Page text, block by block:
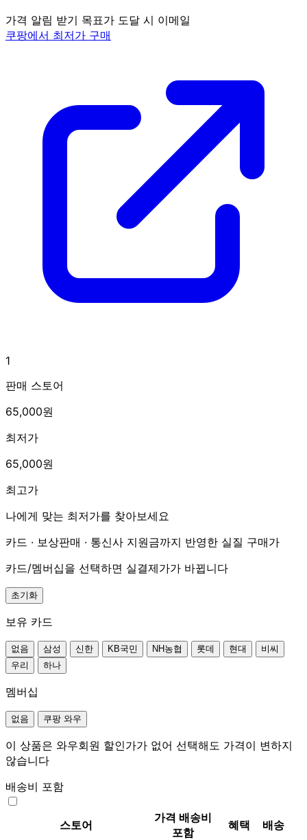
가격 알림 받기 목표가 도달 시 이메일
쿠팡에서 최저가 구매
1
판매 스토어
65,000원
최저가
65,000원
최고가
나에게 맞는 최저가를 찾아보세요
카드 · 보상판매 · 통신사 지원금까지 반영한 실질 구매가
카드/멤버십을 선택하면 실결제가가 바뀝니다
초기화
보유 카드
없음 삼성 신한 KB국민 NH농협 롯데 현대
비씨
우리
하나
멤버십
없음 쿠팡 와우
이 상품은 와우회원 할인가가 없어 선택해도 가격이 변하지
않습니다
배송비 포함
스토어
가격 배송비
포함
혜택 배송